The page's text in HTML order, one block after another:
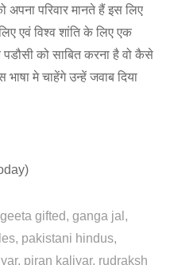
अपना परिवार मानते हैं इस लिए
एवं विश्व शांति के लिए एक
को साबित करना है वो कैसे
मे चाहेंगे उन्हें जवाब दिया
gifted ganga jal
pakistani hindus
piran kaliyar rudraksh